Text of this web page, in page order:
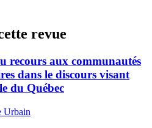
revue
recours aux communautés
dans le discours visant
du Québec
Urbain